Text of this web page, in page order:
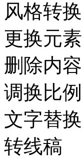
风格转换
更换元素
删除内容
调换比例
文字替换
转线稿